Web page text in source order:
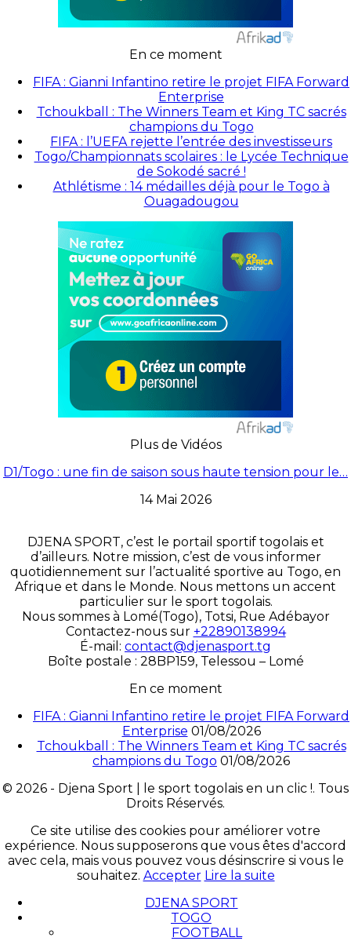
En ce moment
FIFA : Gianni Infantino retire le projet FIFA Forward
Enterprise
Tchoukball : The Winners Team et King TC sacrés
champions du Togo
FIFA : l’UEFA rejette l’entrée des investisseurs
Togo/Championnats scolaires : le Lycée Technique
de Sokodé sacré !
Athlétisme : 14 médailles déjà pour le Togo à
Ouagadougou
Plus de Vidéos
D1/Togo : une fin de saison sous haute tension pour le…
14 Mai 2026
DJENA SPORT, c’est le portail sportif togolais et
d’ailleurs. Notre mission, c’est de vous informer
quotidiennement sur l’actualité sportive au Togo, en
Afrique et dans le Monde. Nous mettons un accent
particulier sur le sport togolais.
Nous sommes à Lomé(Togo), Totsi, Rue Adébayor
Contactez-nous sur +22890138994
É-mail: contact@djenasport.tg
Boîte postale : 28BP159, Telessou – Lomé
En ce moment
FIFA : Gianni Infantino retire le projet FIFA Forward
Enterprise 01/08/2026
Tchoukball : The Winners Team et King TC sacrés
champions du Togo 01/08/2026
© 2026 - Djena Sport | le sport togolais en un clic !. Tous
Droits Réservés.
Ce site utilise des cookies pour améliorer votre
expérience. Nous supposerons que vous êtes d'accord
avec cela, mais vous pouvez vous désinscrire si vous le
souhaitez. Accepter Lire la suite
DJENA SPORT
TOGO
FOOTBALL